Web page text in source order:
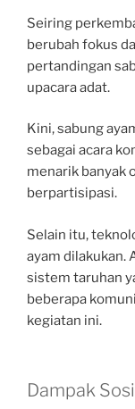
Seiring
berubah fokus
pertandingan
upacara adat.
Kini, sabung
sebagai acara
menarik banyak
berpartisipasi.
Selain itu,
ayam dilakukan.
sistem taruhan
beberapa
kegiatan ini.
Dampak